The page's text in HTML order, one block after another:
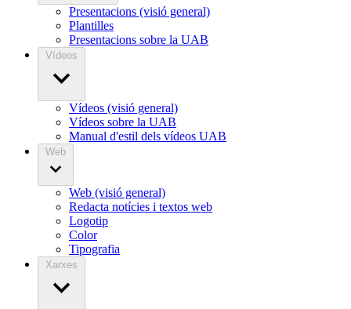
Presentacions (visió general)
Plantilles
Presentacions sobre la UAB
Vídeos
Vídeos (visió general)
Vídeos sobre la UAB
Manual d'estil dels vídeos UAB
Web
Web (visió general)
Redacta notícies i textos web
Logotip
Color
Tipografia
Xarxes